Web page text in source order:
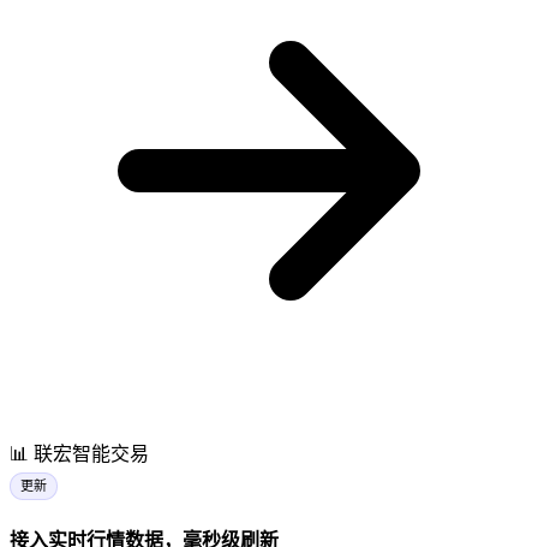
📊 联宏智能交易
更新
接入实时行情数据，毫秒级刷新